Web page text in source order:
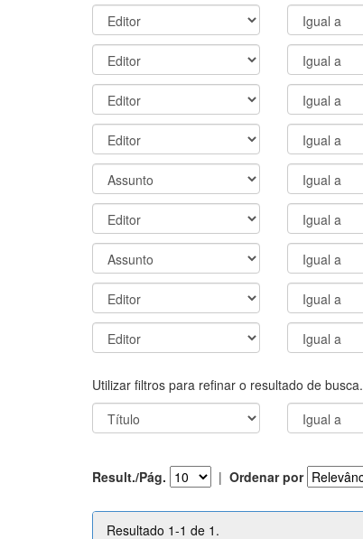
Utilizar filtros para refinar o resultado de busca.
Result./Pág. | Ordenar por
Resultado 1-1 de 1.